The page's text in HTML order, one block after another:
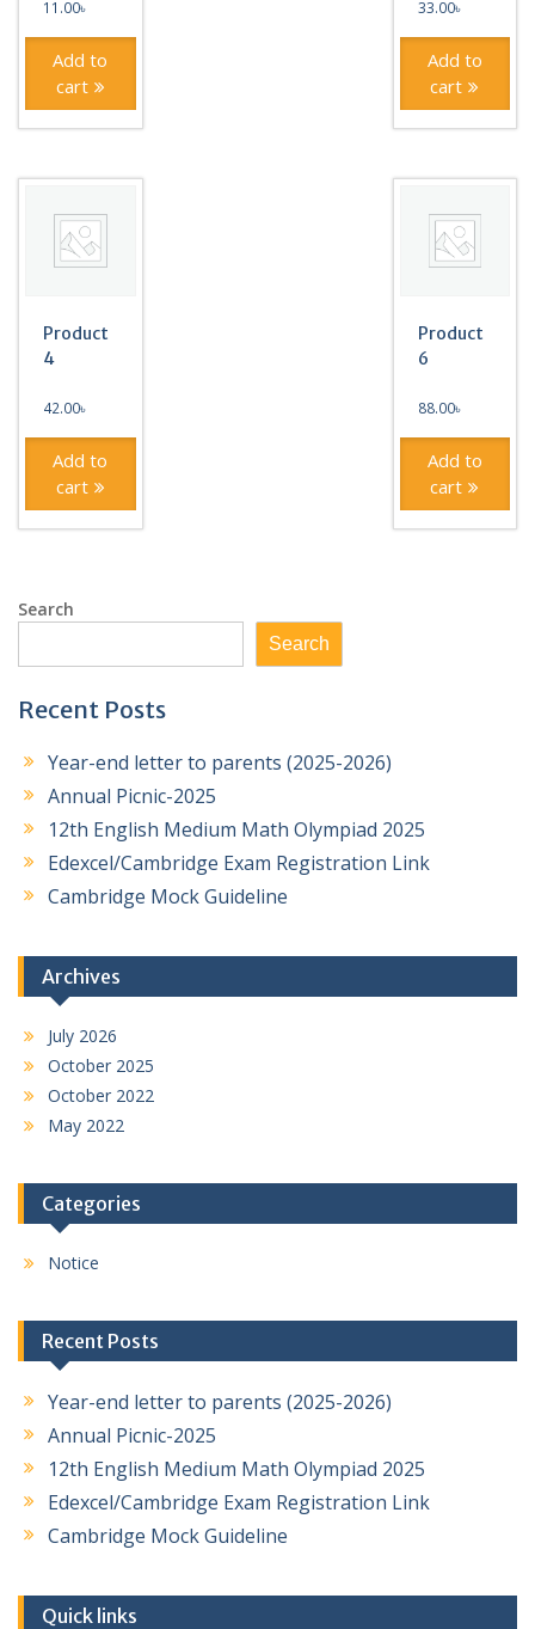
11.00৳
Add to
cart
33.00৳
Add to
cart
Product
4
42.00৳
Add to
cart
Product
6
88.00৳
Add to
cart
Search
Search
Recent Posts
Year-end letter to parents (2025-2026)
Annual Picnic-2025
12th English Medium Math Olympiad 2025
Edexcel/Cambridge Exam Registration Link
Cambridge Mock Guideline
Archives
July 2026
October 2025
October 2022
May 2022
Categories
Notice
Recent Posts
Year-end letter to parents (2025-2026)
Annual Picnic-2025
12th English Medium Math Olympiad 2025
Edexcel/Cambridge Exam Registration Link
Cambridge Mock Guideline
Quick links